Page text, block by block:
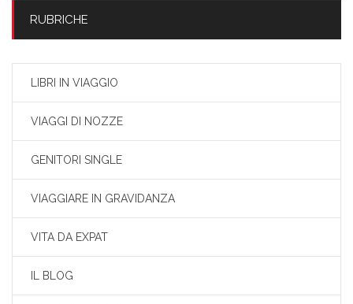
RUBRICHE
LIBRI IN VIAGGIO
VIAGGI DI NOZZE
GENITORI SINGLE
VIAGGIARE IN GRAVIDANZA
VITA DA EXPAT
IL BLOG